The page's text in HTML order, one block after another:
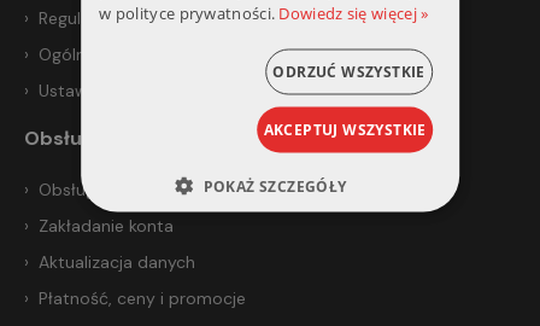
Regulamin
Ogólne warunki sprzedaży
Ustawienia prywatności
Obsługa klienta
Obsługa klienta
Zakładanie konta
Aktualizacja danych
Płatność, ceny i promocje
w polityce prywatności. Dowiedz się więcej »
AKCEPTUJ WSZYSTKIE
ODRZUĆ WSZYSTKIE
POKAŻ SZCZEGÓŁY